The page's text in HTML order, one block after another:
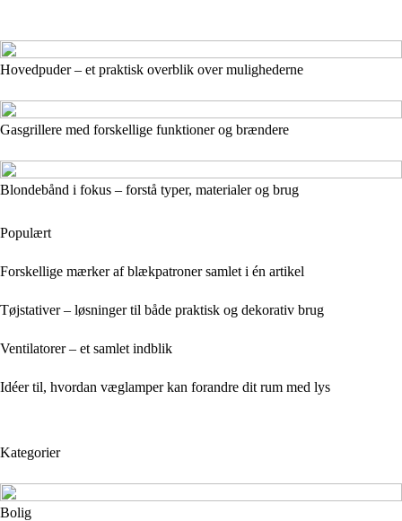
Hovedpuder – et praktisk overblik over mulighederne
Gasgrillere med forskellige funktioner og brændere
Blondebånd i fokus – forstå typer, materialer og brug
Populært
Forskellige mærker af blækpatroner samlet i én artikel
Tøjstativer – løsninger til både praktisk og dekorativ brug
Ventilatorer – et samlet indblik
Idéer til, hvordan væglamper kan forandre dit rum med lys
Kategorier
Bolig